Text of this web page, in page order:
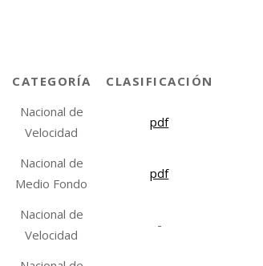
CATEGORÍA CLASIFICACIÓN
Nacional de
Velocidad
pdf
Nacional de
Medio Fondo
pdf
Nacional de
Velocidad
-